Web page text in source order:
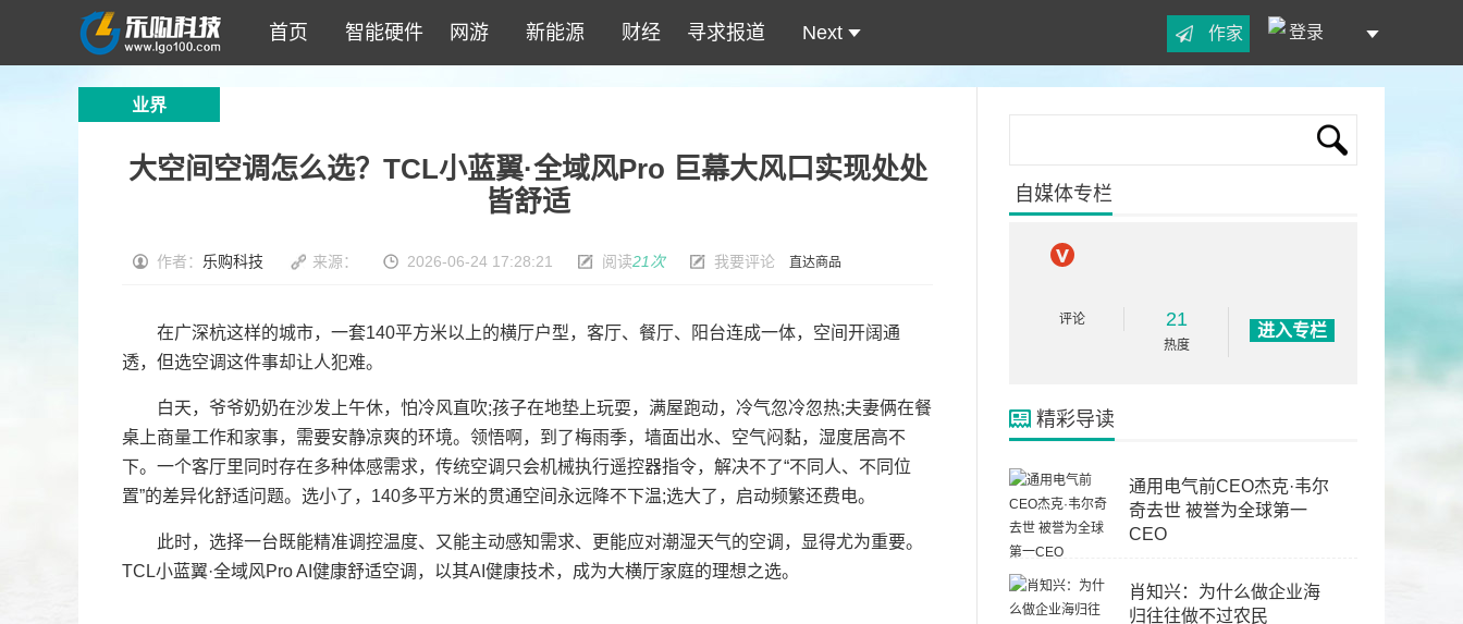
首页 智能硬件 网游 新能源 财经 寻求报道 Next 作家 登录
业界
大空间空调怎么选？TCL小蓝翼·全域风Pro 巨幕大风口实现处处
皆舒适
作者： 乐购科技 来源： 2026-06-24 17:28:21 阅读21次 我要评论 直达商品
在广深杭这样的城市，一套140平方米以上的横厅户型，客厅、餐厅、阳台连成一体，空间开阔通
透，但选空调这件事却让人犯难。
白天，爷爷奶奶在沙发上午休，怕冷风直吹;孩子在地垫上玩耍，满屋跑动，冷气忽冷忽热;夫妻俩在餐
桌上商量工作和家事，需要安静凉爽的环境。领悟啊，到了梅雨季，墙面出水、空气闷黏，湿度居高不
下。一个客厅里同时存在多种体感需求，传统空调只会机械执行遥控器指令，解决不了“不同人、不同位
置”的差异化舒适问题。选小了，140多平方米的贯通空间永远降不下温;选大了，启动频繁还费电。
此时，选择一台既能精准调控温度、又能主动感知需求、更能应对潮湿天气的空调，显得尤为重要。
TCL小蓝翼·全域风Pro AI健康舒适空调，以其AI健康技术，成为大横厅家庭的理想之选。
自媒体专栏
评论 21
热度
进入专栏
精彩导读
通用电气前CEO杰克·韦尔
奇去世 被誉为全球第一
CEO
肖知兴：为什么做企业海
归往往做不过农民